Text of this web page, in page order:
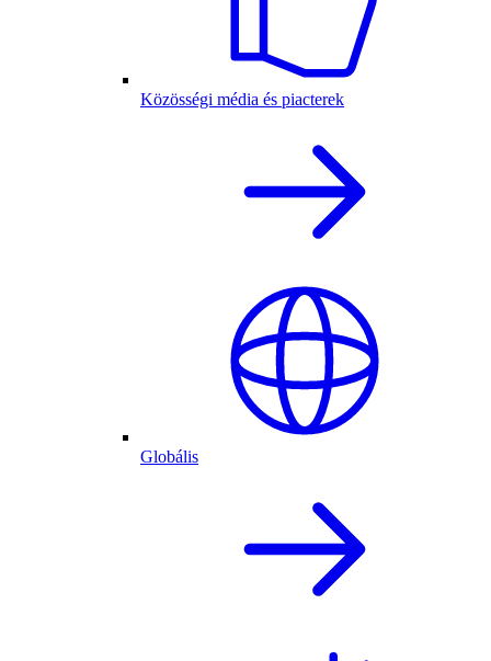
Közösségi média és piacterek
Globális